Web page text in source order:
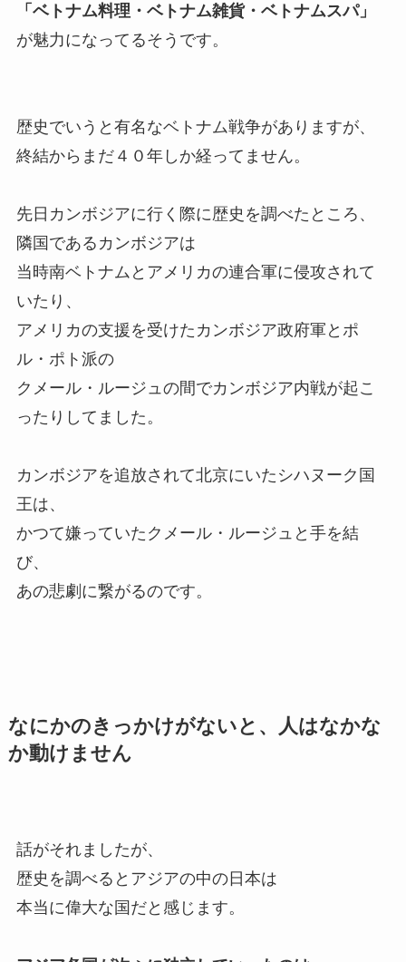
「ベトナム料理・ベトナム雑貨・ベトナムスパ」
が魅力になってるそうです。
歴史でいうと有名なベトナム戦争がありますが、
終結からまだ４０年しか経ってません。
先日カンボジアに行く際に歴史を調べたところ、
隣国であるカンボジアは
当時南ベトナムとアメリカの連合軍に侵攻されて
いたり、
アメリカの支援を受けたカンボジア政府軍とポ
ル・ポト派の
クメール・ルージュの間でカンボジア内戦が起こ
ったりしてました。
カンボジアを追放されて北京にいたシハヌーク国
王は、
かつて嫌っていたクメール・ルージュと手を結
び、
あの悲劇に繋がるのです。
なにかのきっかけがないと、人はなかな
か動けません
話がそれましたが、
歴史を調べるとアジアの中の日本は
本当に偉大な国だと感じます。